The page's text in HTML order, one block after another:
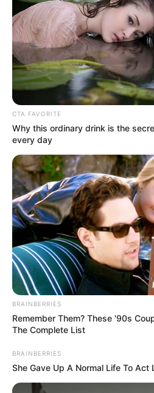
CTA FAVORITE
Why this ordinary drink is the
every day
BRAINBERRIES
Remember Them? These '90s
The Complete List
BRAINBERRIES
She Gave Up A Normal Life To Act